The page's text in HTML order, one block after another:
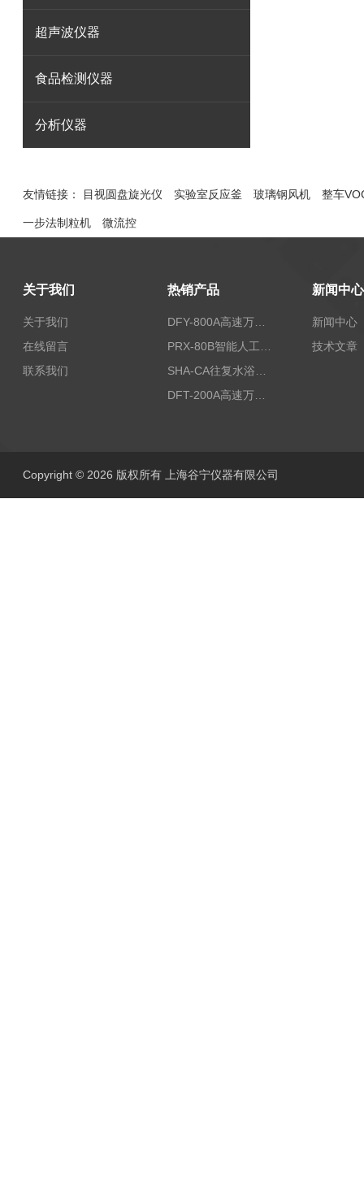
超声波仪器
食品检测仪器
分析仪器
友情链接： 目视圆盘旋光仪 实验室反应釜 玻璃钢风机 整车
一步法制粒机 微流控
关于我们
关于我们
在线留言
联系我们
热销产品 新闻中心
新闻中心
技术文章
Copyright © 2026 版权所有 上海谷宁仪器有限公司